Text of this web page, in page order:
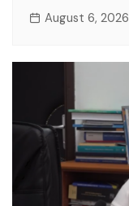
August 6, 2026